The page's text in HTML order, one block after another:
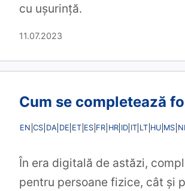
cu ușurință.
11.07.2023
Cum se completează
EN CS DA DE ET ES FR HR ID IT LT HU MS
În era digitală de astăzi,
pentru persoane fizice, cât și